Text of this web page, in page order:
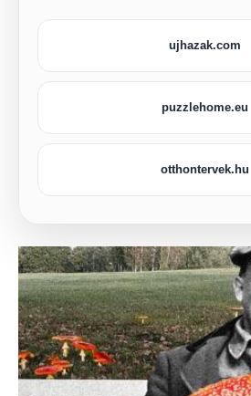
ujhazak.com
puzzlehome.eu
otthontervek.hu